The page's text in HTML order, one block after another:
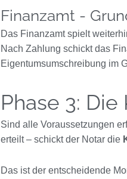
Finanzamt -
Das Finanzamt spielt
Nach Zahlung schickt das
Eigentumsumschreibung im
Phase 3:
Sind alle Voraussetzungen
erteilt – schickt der Notar die
Das ist der entscheidende